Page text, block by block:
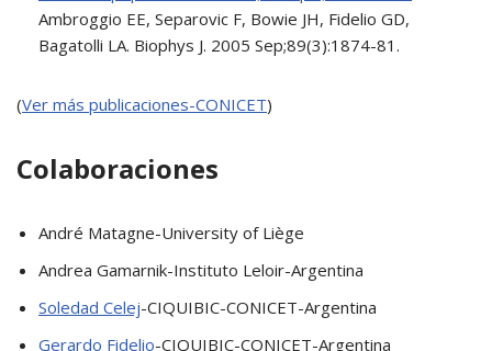
Ambroggio EE, Separovic F, Bowie JH, Fidelio GD,
Bagatolli LA. Biophys J. 2005 Sep;89(3):1874-81.
(Ver más publicaciones-CONICET)
Colaboraciones
André Matagne-University of Liège
Andrea Gamarnik-Instituto Leloir-Argentina
Soledad Celej-CIQUIBIC-CONICET-Argentina
Gerardo Fidelio-CIQUIBIC-CONICET-Argentina